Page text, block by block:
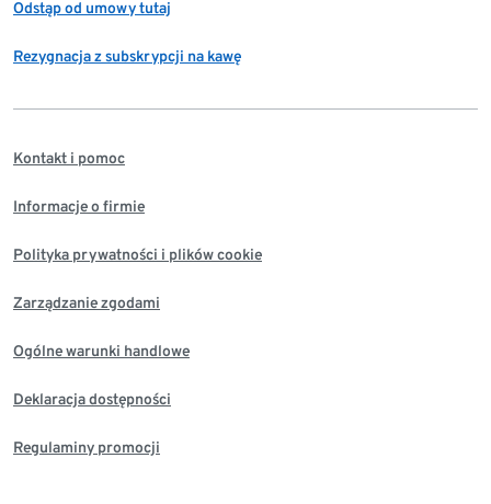
Odstąp od umowy tutaj
Rezygnacja z subskrypcji na kawę
Kontakt i pomoc
Informacje o firmie
Polityka prywatności i plików cookie
Zarządzanie zgodami
Ogólne warunki handlowe
Deklaracja dostępności
Regulaminy promocji